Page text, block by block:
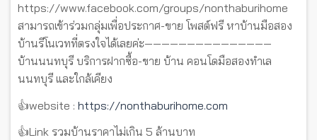
https://www.facebook.com/groups/nonthaburihome
สามารถเข้าร่วมกลุ่มเพื่อประกาศ-ขาย โพสต์ฟรี หาบ้านมือสอง
บ้านรีโนเวทที่ตรงใจได้เลยค่ะ———————————————
บ้านนนทบุรี บริการฝากซื้อ-ขาย บ้าน คอนโดมือสองทำเล
นนทบุรี และใกล้เคียง
👍website : https://nonthaburihome.com
👍Link รวมบ้านราคาไม่เกิน 5 ล้านบาท